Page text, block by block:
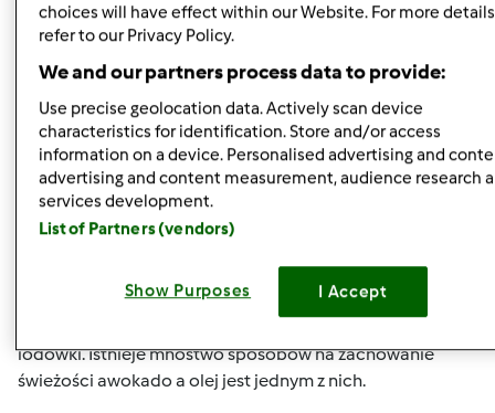
4. Przechowuj delikatne zioła w woreczku foliowym
przechowywanie pietruszki, bazylii, kolendry i szczypiorku.
5. Użyj roztworu octu aby zachować świeżość jagód,
truskawek, malin, jeżyn i borówek. Wymieszaj jedną część
octu (białego lub jabłkowego) i 10 części wody. Namocz w
nim jagody, odcedź i osusz a następnie schowaj do
lodówki. Roztwór ten jest bardzo rzadki zatem nie zmieni
tydzień dłużej a truskawki prawie dwa tygodnie.
lodówki. Istnieje mnóstwo sposobów na zachowanie
świeżości awokado a olej jest jednym z nich.
choices will have effect within our Website. For more
refer to our Privacy Policy.
We and our partners process data to provide:
Use precise geolocation data. Actively scan device
characteristics for identification. Store and/or access
information on a device. Personalised advertising and
advertising and content measurement, audience research
services development.
List of Partners (vendors)
Show Purposes I Accept